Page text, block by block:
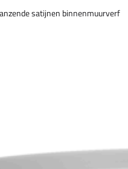
satijnen binnenmuurverf